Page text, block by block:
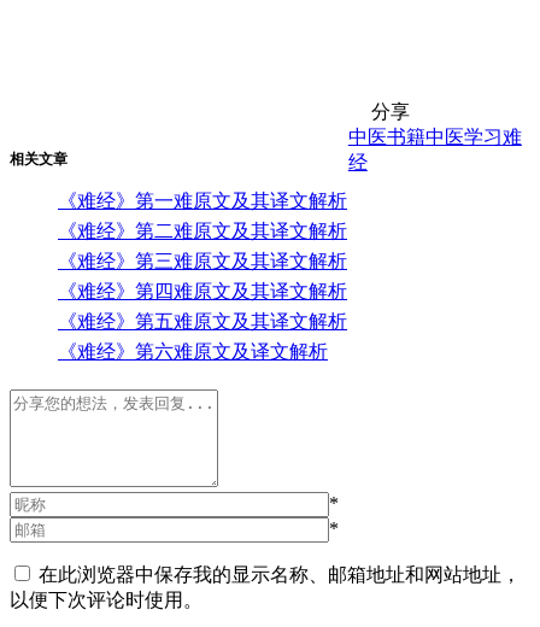
分享
相关文章
《难经》第一难原文及其译文解析
《难经》第二难原文及其译文解析
《难经》第三难原文及其译文解析
《难经》第四难原文及其译文解析
《难经》第五难原文及其译文解析
《难经》第六难原文及译文解析
中医书籍中医学习难
经
*
*
在此浏览器中保存我的显示名称、邮箱地址和网站地址，
以便下次评论时使用。